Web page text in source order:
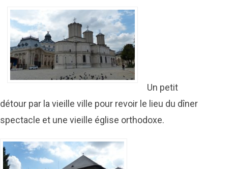
Un petit
détour par la vieille ville pour revoir le lieu du dîner
spectacle et une vieille église orthodoxe.